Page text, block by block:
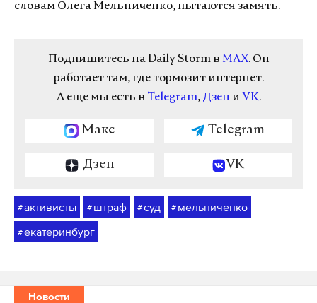
словам Олега Мельниченко, пытаются замять.
Подпишитесь на Daily Storm в MAX. Он
работает там, где тормозит интернет.
А еще мы есть в Telegram, Дзен и VK.
Макс Telegram
Дзен VK
#активисты # штраф #суд # мельниченко
#екатеринбург
Новости